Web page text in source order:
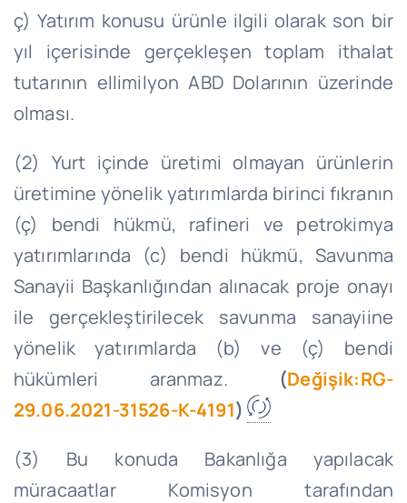
ç) Yatırım konusu ürünle ilgili olarak son bir
yıl içerisinde gerçekleşen toplam ithalat
tutarının ellimilyon ABD Dolarının üzerinde
olması.
(2) Yurt içinde üretimi olmayan ürünlerin
üretimine yönelik yatırımlarda birinci fıkranın
(ç) bendi hükmü, rafineri ve petrokimya
yatırımlarında (c) bendi hükmü, Savunma
Sanayii Başkanlığından alınacak proje onayı
ile gerçekleştirilecek savunma sanayiine
yönelik yatırımlarda (b) ve (ç) bendi
hükümleri aranmaz. (Değişik:RG-
29.06.2021-31526-K-4191)
(3) Bu konuda Bakanlığa yapılacak
müracaatlar Komisyon tarafından